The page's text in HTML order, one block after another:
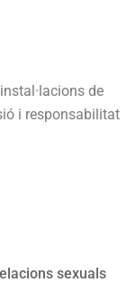
de
i responsabilitat
sexuals